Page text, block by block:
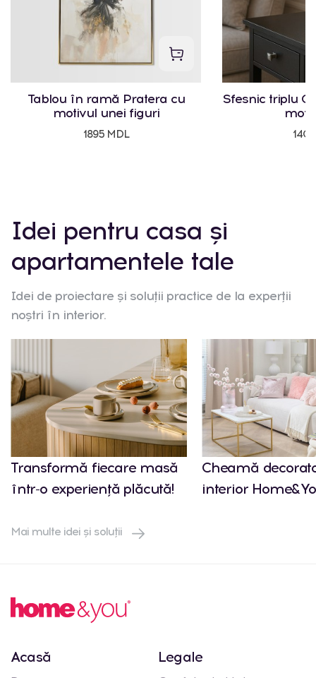
Tablou în ramă Pratera cu
motivul unei figuri
1895 MDL
Sfesnic triplu
Idei pentru casa și
apartamentele tale
Idei de proiectare și soluții practice de la experții
noștri în interior.
Transformă fiecare masă
într-o experiență plăcută!
Cheamă
interior
Mai multe idei și soluții
Acasă Legale